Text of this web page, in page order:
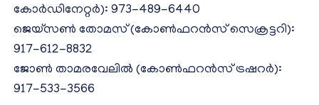
കോർഡിനേറ്റർ): 973-489-6440
ജെയ്‌സൺ തോമസ് (കോൺഫറൻസ് സെക്രട്ടറി):
917-612-8832
ജോൺ താമരവേലിൽ (കോൺഫറൻസ് ട്രഷറർ):
917-533-3566